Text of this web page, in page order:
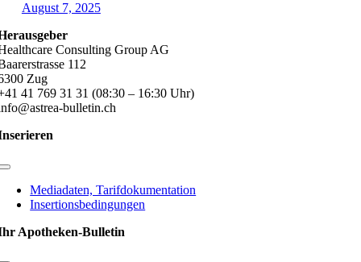
August 7, 2025
Consulting Group AG
112
Zug
41 769 31 31 (08:30 – 16:30 Uhr)
bulletin.ch
Toggle
NavigationMediadaten, Tarifdokumentation
Insertionsbedingungen
Apotheken-Bulletin